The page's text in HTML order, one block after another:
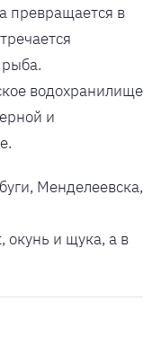
превращается в
водохранилище
и
Менделеевска,
окунь и щука, а в